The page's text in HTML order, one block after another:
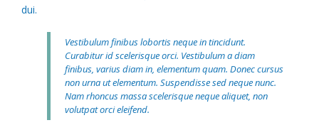
dui.
Vestibulum finibus lobortis neque in tincidunt.
Curabitur id scelerisque orci. Vestibulum a diam
finibus, varius diam in, elementum quam. Donec cursus
non urna ut elementum. Suspendisse sed neque nunc.
Nam rhoncus massa scelerisque neque aliquet, non
volutpat orci eleifend.